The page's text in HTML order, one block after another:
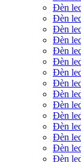
Đèn
Đèn
Đèn
Đèn
Đèn
Đèn
Đèn
Đèn
Đèn
Đèn
Đèn
Đèn
Đèn
Đèn
Đèn